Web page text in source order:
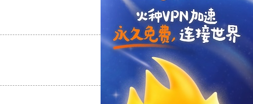
支持 [0] 反对 [0]
支持